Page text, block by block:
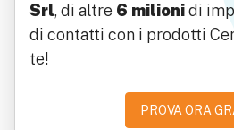
Srl, di altre 6 milionidi
di contatti con i prodotti
te!
PROVA ORA